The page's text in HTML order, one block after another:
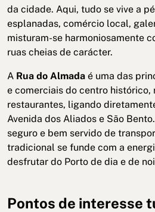
da cidade. Aqui, tudo se vive a
esplanadas, comércio local,
misturam-se harmoniosamente
ruas cheias de carácter.
A Rua do Almada é uma das
e comerciais do centro histórico,
restaurantes, ligando
Avenida dos Aliados e São
seguro e bem servido de
tradicional se funde com a
desfrutar do Porto de dia e de
Pontos de interesse